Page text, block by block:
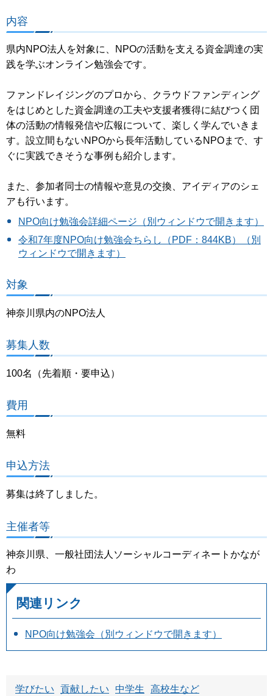
内容
県内NPO法人を対象に、NPOの活動を支える資金調達の実
践を学ぶオンライン勉強会です。
ファンドレイジングのプロから、クラウドファンディング
をはじめとした資金調達の工夫や支援者獲得に結びつく団
体の活動の情報発信や広報について、楽しく学んでいきま
す。設立間もないNPOから長年活動しているNPOまで、す
ぐに実践できそうな事例も紹介します。
また、参加者同士の情報や意見の交換、アイディアのシェ
アも行います。
NPO向け勉強会詳細ページ（別ウィンドウで開きます）
令和7年度NPO向け勉強会ちらし（PDF：844KB）（別
ウィンドウで開きます）
対象
神奈川県内のNPO法人
募集人数
100名（先着順・要申込）
費用
無料
申込方法
募集は終了しました。
主催者等
神奈川県、一般社団法人ソーシャルコーディネートかなが
わ
関連リンク
NPO向け勉強会（別ウィンドウで開きます）
学びたい 貢献したい 中学生
高校生など